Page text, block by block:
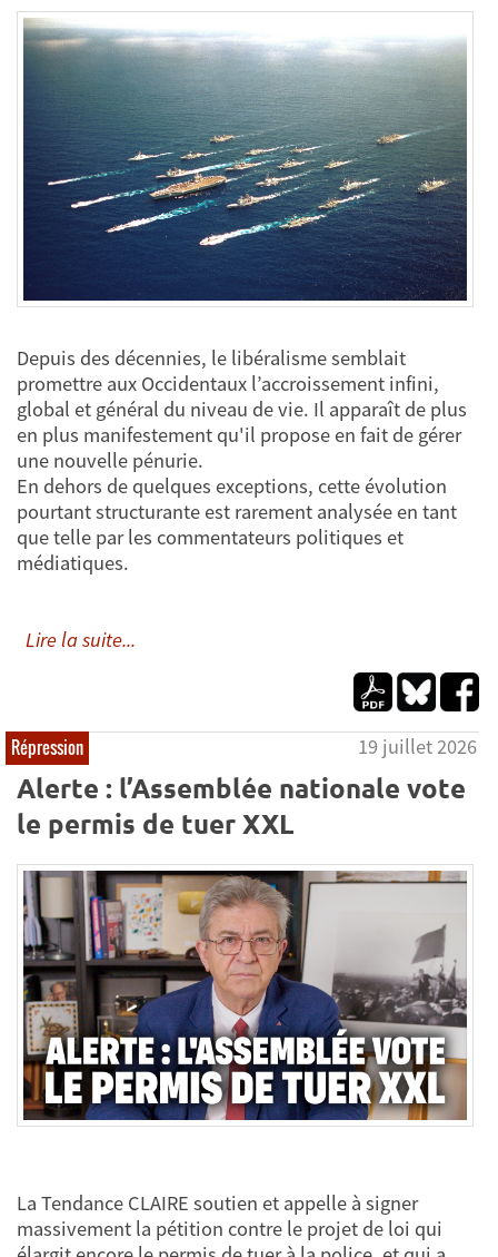
Depuis des décennies, le libéralisme semblait
promettre aux Occidentaux l’accroissement infini,
global et général du niveau de vie. Il apparaît de plus
en plus manifestement qu'il propose en fait de gérer
une nouvelle pénurie.
En dehors de quelques exceptions, cette évolution
pourtant structurante est rarement analysée en tant
que telle par les commentateurs politiques et
médiatiques.
Lire la suite...
Répression 19 juillet 2026
Alerte : l’Assemblée nationale vote
le permis de tuer XXL
La Tendance CLAIRE soutien et appelle à signer
massivement la pétition contre le projet de loi qui